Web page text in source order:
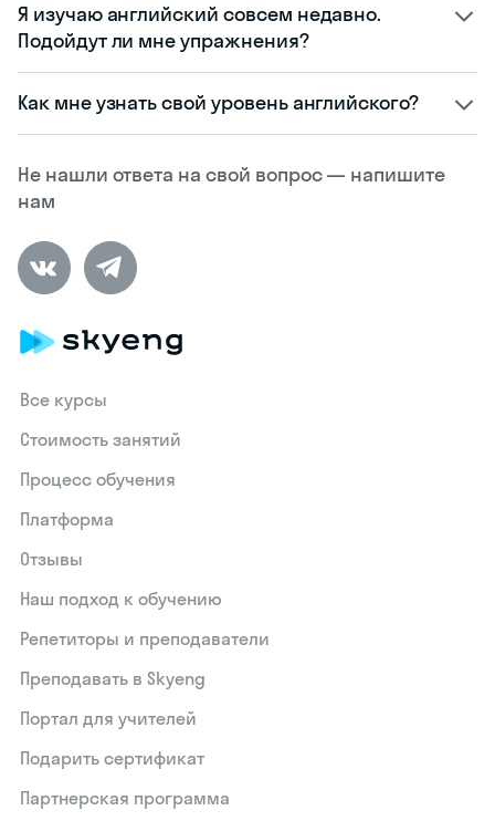
Не нашли ответа на свой вопрос — напишите
нам
Я изучаю английский совсем недавно.
Подойдут ли мне упражнения?
Как мне узнать свой уровень английского?
Все курсы
Стоимость занятий
Процесс обучения
Платформа
Отзывы
Наш подход к обучению
Репетиторы и преподаватели
Преподавать в Skyeng
Портал для учителей
Подарить сертификат
Партнерская программа